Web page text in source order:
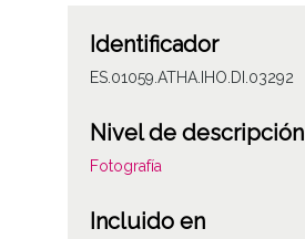
Identificador
ES.01059.ATHA.IHO.DI.03292
Nivel de descripción
Fotografía
Incluido en